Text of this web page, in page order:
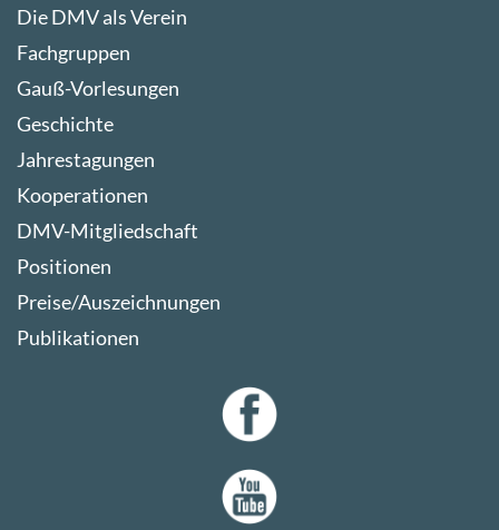
Die DMV als Verein
Fachgruppen
Gauß-Vorlesungen
Geschichte
Jahrestagungen
Kooperationen
DMV-Mitgliedschaft
Positionen
Preise/Auszeichnungen
Publikationen